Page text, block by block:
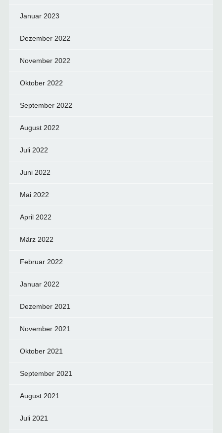
Januar 2023
Dezember 2022
November 2022
Oktober 2022
September 2022
August 2022
Juli 2022
Juni 2022
Mai 2022
April 2022
März 2022
Februar 2022
Januar 2022
Dezember 2021
November 2021
Oktober 2021
September 2021
August 2021
Juli 2021